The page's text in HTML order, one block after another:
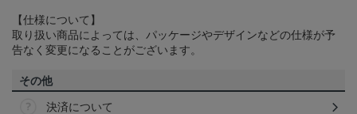
【仕様について】
取り扱い商品によっては、パッケージやデザインなどの仕様が予
告なく変更になることがございます。
その他
決済について